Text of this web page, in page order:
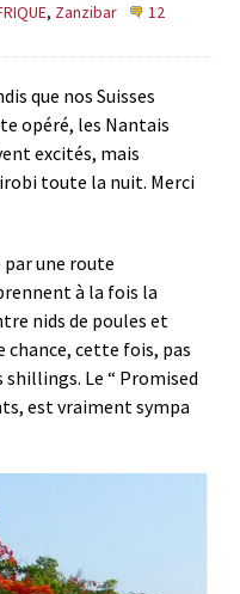
, Zanzibar
12
que nos Suisses
opéré, les Nantais
excités, mais
toute la nuit. Merci
par une route
à la fois la
nids de poules et
chance, cette fois, pas
Le “ Promised
est vraiment sympa